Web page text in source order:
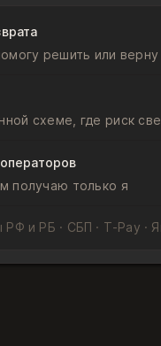
решить или верну
схеме, где риск
получаю только я
РФ и РБ · СБП · T‑Pay ·